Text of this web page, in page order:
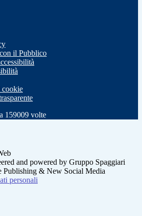
il Pubblico
cookie
159009 volte
and powered by Gruppo Spaggiari
Publishing & New Social Media
personali